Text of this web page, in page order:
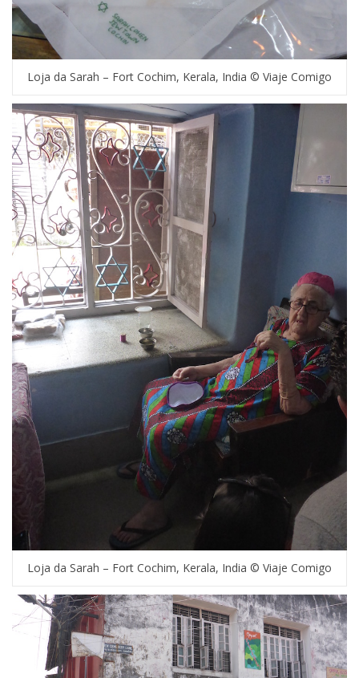
Loja da Sarah – Fort Cochim, Kerala, India © Viaje Comigo
Loja da Sarah – Fort Cochim, Kerala, India © Viaje Comigo